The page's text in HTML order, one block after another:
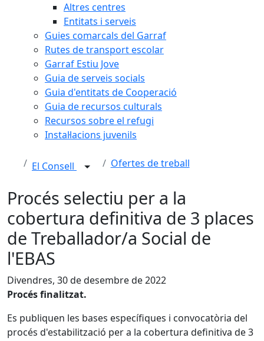
Altres centres
Entitats i serveis
Guies comarcals del Garraf
Rutes de transport escolar
Garraf Estiu Jove
Guia de serveis socials
Guia d'entitats de Cooperació
Guia de recursos culturals
Recursos sobre el refugi
Instal·lacions juvenils
El Consell Ofertes de treball
Procés selectiu per a la
cobertura definitiva de 3 places
de Treballador/a Social de
l'EBAS
Divendres, 30 de desembre de 2022
Procés finalitzat.
Es publiquen les bases específiques i convocatòria del
procés d'estabilització per a la cobertura definitiva de 3